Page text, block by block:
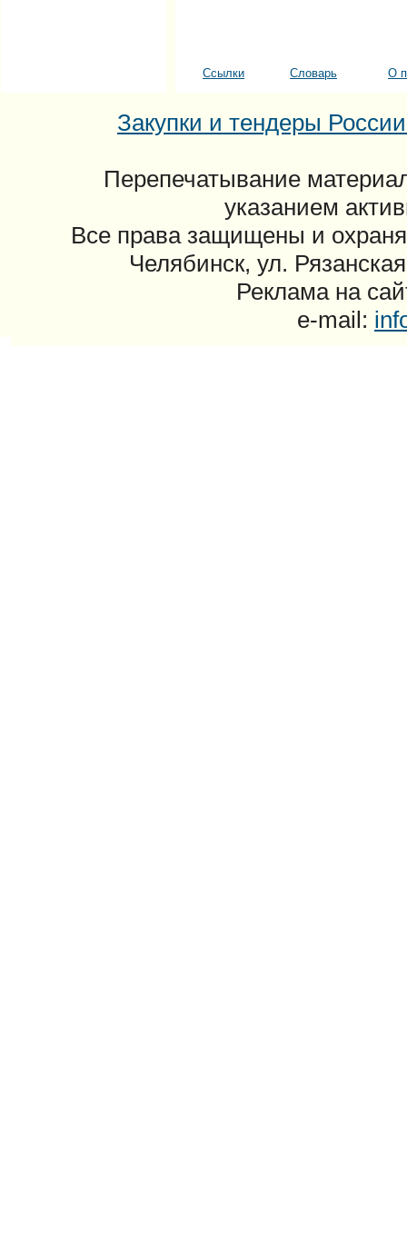
Ссылки Словарь О
Закупки и тендеры
Перепечатывание
указанием
Все права защищены и
Челябинск, ул.
Реклама на
e-mail: